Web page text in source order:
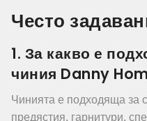
Често
1. За какво е
чиния Danny
Чинията е подходяща за
предястия, гарнитури,